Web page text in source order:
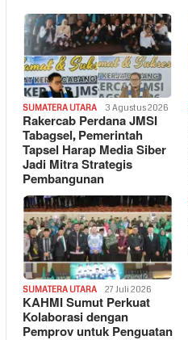
SUMATERA UTARA 3 Agustus 2026
Rakercab Perdana JMSI
Tabagsel, Pemerintah
Tapsel Harap Media Siber
Jadi Mitra Strategis
Pembangunan
SUMATERA UTARA 27 Juli 2026
KAHMI Sumut Perkuat
Kolaborasi dengan
Pemprov untuk Penguatan